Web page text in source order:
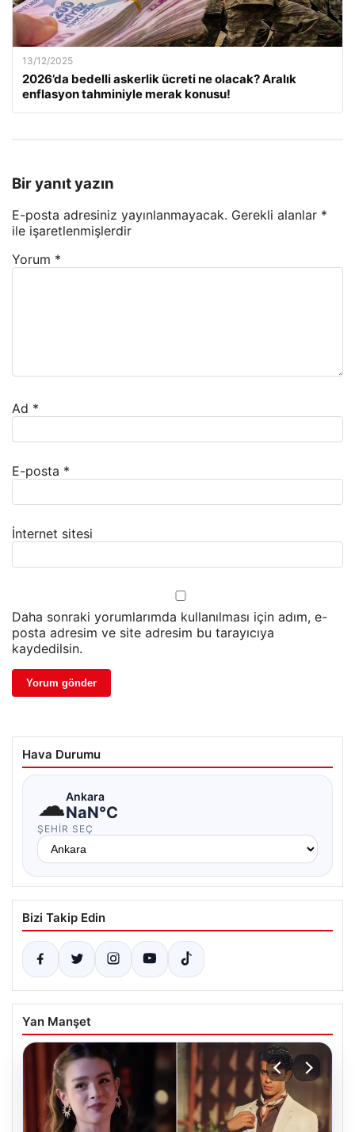
13/12/2025
2026’da bedelli askerlik ücreti ne olacak? Aralık
enflasyon tahminiyle merak konusu!
Bir yanıt yazın
E-posta adresiniz yayınlanmayacak. Gerekli alanlar *
ile işaretlenmişlerdir
Yorum *
Ad *
E-posta *
İnternet sitesi
Daha sonraki yorumlarımda kullanılması için adım, e-
posta adresim ve site adresim bu tarayıcıya
kaydedilsin.
Hava Durumu
☁Ankara
NaN°C
ŞEHIR SEÇ
Bizi Takip Edin
Yan Manşet